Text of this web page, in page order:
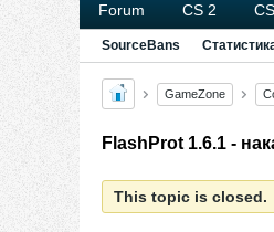
Forum CS 2
SourceBans
GameZone
FlashProt 1.6.1 -
This topic is closed.